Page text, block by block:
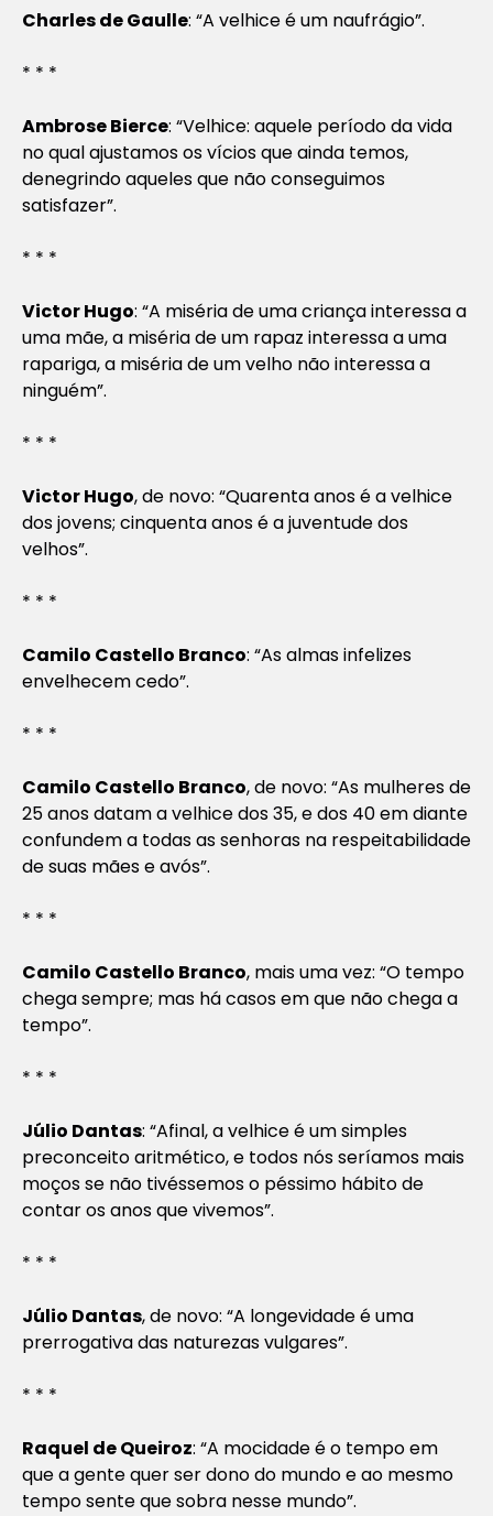
Charles de Gaulle: “A velhice é um naufrágio”.
* * *
Ambrose Bierce: “Velhice: aquele período da vida
no qual ajustamos os vícios que ainda temos,
denegrindo aqueles que não conseguimos
satisfazer”.
* * *
Victor Hugo: “A miséria de uma criança interessa a
uma mãe, a miséria de um rapaz interessa a uma
rapariga, a miséria de um velho não interessa a
ninguém”.
* * *
Victor Hugo, de novo: “Quarenta anos é a velhice
dos jovens; cinquenta anos é a juventude dos
velhos”.
* * *
Camilo Castello Branco: “As almas infelizes
envelhecem cedo”.
* * *
Camilo Castello Branco, de novo: “As mulheres de
25 anos datam a velhice dos 35, e dos 40 em diante
confundem a todas as senhoras na respeitabilidade
de suas mães e avós”.
* * *
Camilo Castello Branco, mais uma vez: “O tempo
chega sempre; mas há casos em que não chega a
tempo”.
* * *
Júlio Dantas: “Afinal, a velhice é um simples
preconceito aritmético, e todos nós seríamos mais
moços se não tivéssemos o péssimo hábito de
contar os anos que vivemos”.
* * *
Júlio Dantas, de novo: “A longevidade é uma
prerrogativa das naturezas vulgares”.
* * *
Raquel de Queiroz: “A mocidade é o tempo em
que a gente quer ser dono do mundo e ao mesmo
tempo sente que sobra nesse mundo”.